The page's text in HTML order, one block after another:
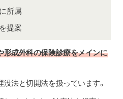
所属
提案
成外科の保険診療をメインに
法と切開法を扱っています。